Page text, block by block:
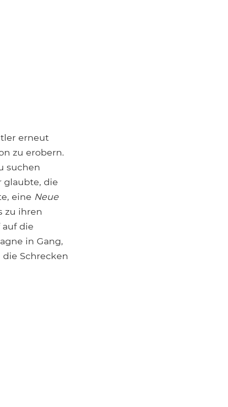
erneut
zu erobern.
suchen
glaubte, die
eine Neue
zu ihren
die
in Gang,
Schrecken